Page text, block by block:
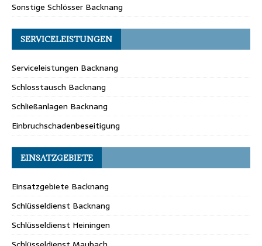
Sonstige Schlösser Backnang
SERVICELEISTUNGEN
Serviceleistungen Backnang
Schlosstausch Backnang
Schließanlagen Backnang
Einbruchschadenbeseitigung
EINSATZGEBIETE
Einsatzgebiete Backnang
Schlüsseldienst Backnang
Schlüsseldienst Heiningen